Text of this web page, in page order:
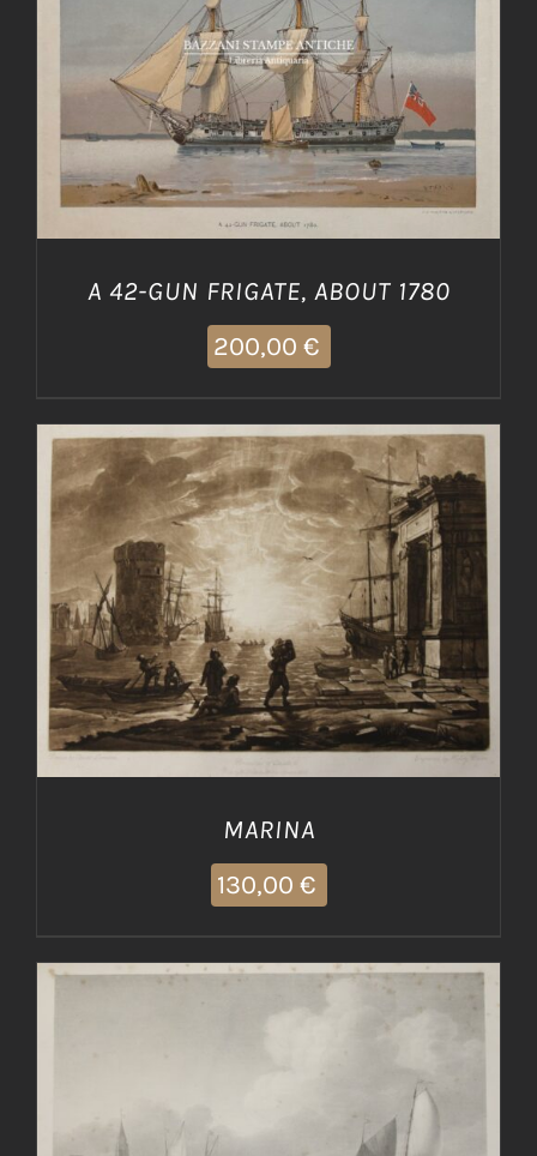
AGGIUNGI AL CARRELLO / DETTAGLI
A 42-GUN FRIGATE, ABOUT 1780
200,00 €
AGGIUNGI AL CARRELLO DETTAGLI
MARINA
130,00 €
AGGIUNGI AL CARRELLO DETTAGLI